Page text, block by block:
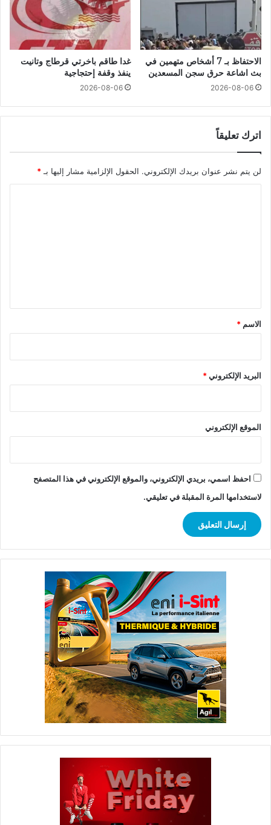
الاحتفاظ بـ 7 أشخاص متهمين في
بث اشاعة حرق سجن المسعدين
2026-08-06
غدا طاقم باخرتي قرطاج وتانيت
ينفذ وقفة إحتجاجية
2026-08-06
اترك تعليقاً
لن يتم نشر عنوان بريدك الإلكتروني. الحقول الإلزامية مشار إليها بـ*
*
الاسم *
البريد الإلكتروني*
الموقع الإلكتروني
احفظ اسمي، بريدي الإلكتروني، والموقع الإلكتروني في هذا المتصفح
لاستخدامها المرة المقبلة في تعليقي.